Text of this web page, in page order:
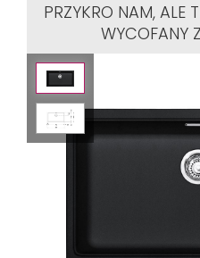
PRZYKRO NAM, ALE
WYCOFANY